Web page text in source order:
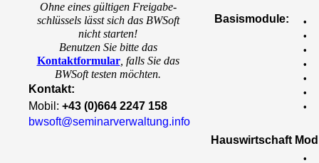
Basismodule:
Kontakt:
Mobil: +43 (0)664 2247 158
bwsoft@seminarverwaltung.info
Ohne eines gültigen Freigabe-
schlüssels lässt sich das BWSoft
nicht starten!
Benutzen Sie bitte das
Kontaktformular, falls Sie das
BWSoft testen möchten.
•
•
•
•
•
•
•
Hauswirtschaft
•